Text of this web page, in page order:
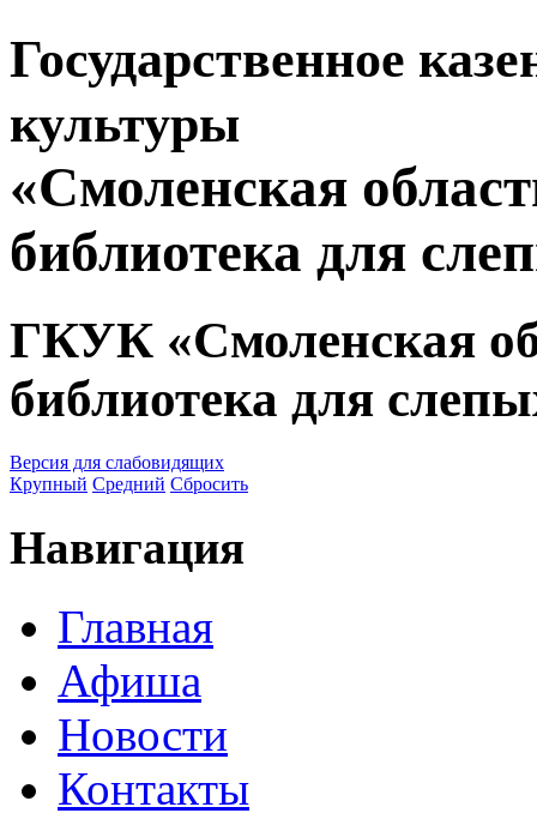
Государственное
культуры
«Смоленская
библиотека для
ГКУК «Смоленская
библиотека для
Версия для слабовидящих
Крупный Средний Сбросить
Навигация
Главная
Афиша
Новости
Контакты